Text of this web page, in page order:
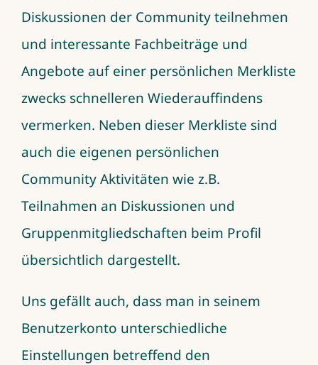
Diskussionen der Community teilnehmen
und interessante Fachbeiträge und
Angebote auf einer persönlichen Merkliste
zwecks schnelleren Wiederauffindens
vermerken. Neben dieser Merkliste sind
auch die eigenen persönlichen
Community Aktivitäten wie z.B.
Teilnahmen an Diskussionen und
Gruppenmitgliedschaften beim Profil
übersichtlich dargestellt.
Uns gefällt auch, dass man in seinem
Benutzerkonto unterschiedliche
Einstellungen betreffend den